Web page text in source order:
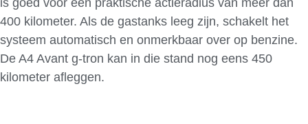
is goed voor een praktische actieradius van meer dan
400 kilometer. Als de gastanks leeg zijn, schakelt het
systeem automatisch en onmerkbaar over op benzine.
De A4 Avant g-tron kan in die stand nog eens 450
kilometer afleggen.